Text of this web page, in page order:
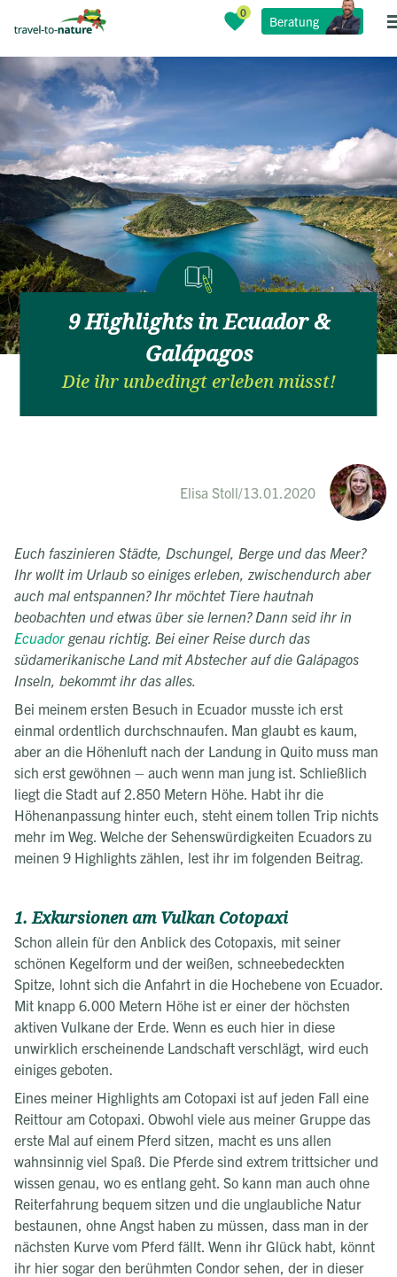
Beratung
9 Highlights in Ecuador &
Galápagos
Die ihr unbedingt erleben müsst!
Elisa Stoll/13.01.2020
Euch faszinieren Städte, Dschungel, Berge und das Meer?
Ihr wollt im Urlaub so einiges erleben, zwischendurch aber
auch mal entspannen? Ihr möchtet Tiere hautnah
beobachten und etwas über sie lernen? Dann seid ihr in
Ecuador genau richtig. Bei einer Reise durch das
südamerikanische Land mit Abstecher auf die Galápagos
Inseln, bekommt ihr das alles.
Bei meinem ersten Besuch in Ecuador musste ich erst
einmal ordentlich durchschnaufen. Man glaubt es kaum,
aber an die Höhenluft nach der Landung in Quito muss man
sich erst gewöhnen – auch wenn man jung ist. Schließlich
liegt die Stadt auf 2.850 Metern Höhe. Habt ihr die
Höhenanpassung hinter euch, steht einem tollen Trip nichts
mehr im Weg. Welche der Sehenswürdigkeiten Ecuadors zu
meinen 9 Highlights zählen, lest ihr im folgenden Beitrag.
1. Exkursionen am Vulkan Cotopaxi
Schon allein für den Anblick des Cotopaxis, mit seiner
schönen Kegelform und der weißen, schneebedeckten
Spitze, lohnt sich die Anfahrt in die Hochebene von Ecuador.
Mit knapp 6.000 Metern Höhe ist er einer der höchsten
aktiven Vulkane der Erde. Wenn es euch hier in diese
unwirklich erscheinende Landschaft verschlägt, wird euch
einiges geboten.
Eines meiner Highlights am Cotopaxi ist auf jeden Fall eine
Reittour am Cotopaxi. Obwohl viele aus meiner Gruppe das
erste Mal auf einem Pferd sitzen, macht es uns allen
wahnsinnig viel Spaß. Die Pferde sind extrem trittsicher und
wissen genau, wo es entlang geht. So kann man auch ohne
Reiterfahrung bequem sitzen und die unglaubliche Natur
bestaunen, ohne Angst haben zu müssen, dass man in der
nächsten Kurve vom Pferd fällt. Wenn ihr Glück habt, könnt
ihr hier sogar den berühmten Condor sehen, der in dieser